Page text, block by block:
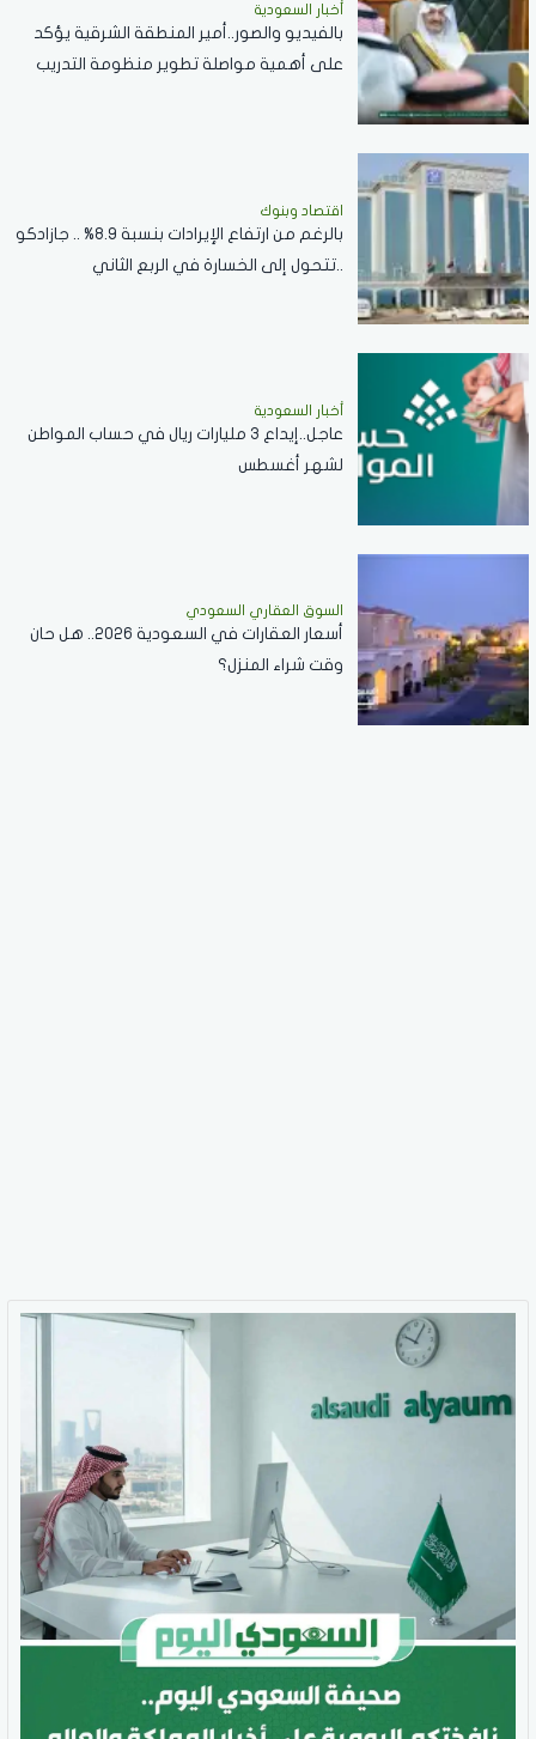
أخبار السعودية
بالفيديو والصور..أمير المنطقة الشرقية يؤكد
على أهمية مواصلة تطوير منظومة التدريب
اقتصاد وبنوك
بالرغم من ارتفاع الإيرادات بنسبة 8.9% .. جازادكو
..تتحول إلى الخسارة في الربع الثاني
أخبار السعودية
عاجل..إيداع 3 مليارات ريال في حساب المواطن
لشهر أغسطس
السوق العقاري السعودي
أسعار العقارات في السعودية 2026.. هل حان
وقت شراء المنزل؟